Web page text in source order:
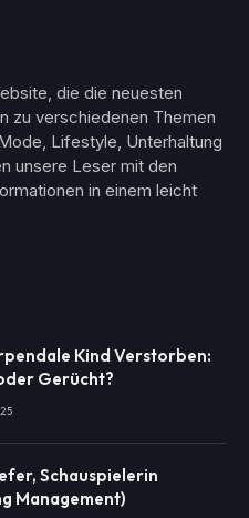
die die neuesten
zu verschiedenen Themen
Lifestyle, Unterhaltung
unsere Leser mit den
in einem leicht
Kind Verstorben:
Gerücht?
Schauspielerin
Management)